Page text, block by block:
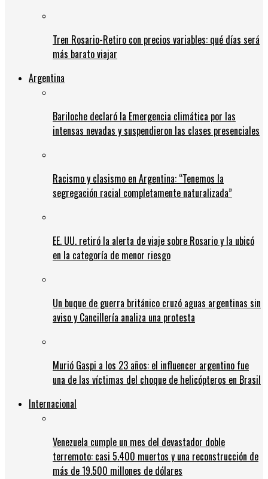
Tren Rosario-Retiro con precios variables: qué días será
más barato viajar
Argentina
Bariloche declaró la Emergencia climática por las
intensas nevadas y suspendieron las clases presenciales
Racismo y clasismo en Argentina: “Tenemos la
segregación racial completamente naturalizada”
EE. UU. retiró la alerta de viaje sobre Rosario y la ubicó
en la categoría de menor riesgo
Un buque de guerra británico cruzó aguas argentinas sin
aviso y Cancillería analiza una protesta
Murió Gaspi a los 23 años: el influencer argentino fue
una de las víctimas del choque de helicópteros en Brasil
Internacional
Venezuela cumple un mes del devastador doble
terremoto: casi 5.400 muertos y una reconstrucción de
más de 19.500 millones de dólares